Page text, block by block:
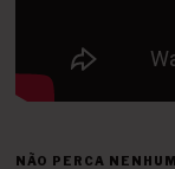
NÃO PERCA